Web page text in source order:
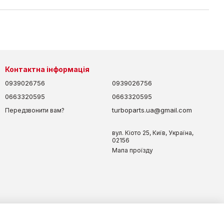
Контактна інформація
0939026756
0663320595
Передзвонити вам?
0939026756
0663320595
turboparts.ua@gmail.com
вул. Кіото 25, Київ, Україна,
02156
Мапа проїзду